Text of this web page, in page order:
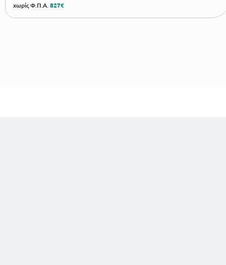
χωρίς Φ.Π.Α.827€